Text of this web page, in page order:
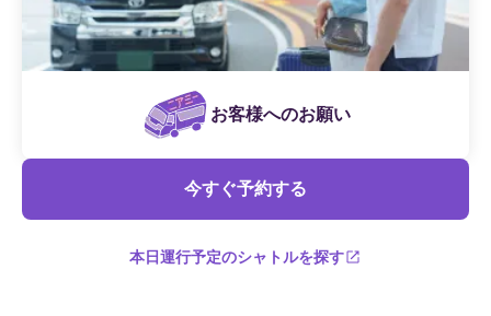
お客様へのお願い
今すぐ予約する
本日運行予定のシャトルを探す